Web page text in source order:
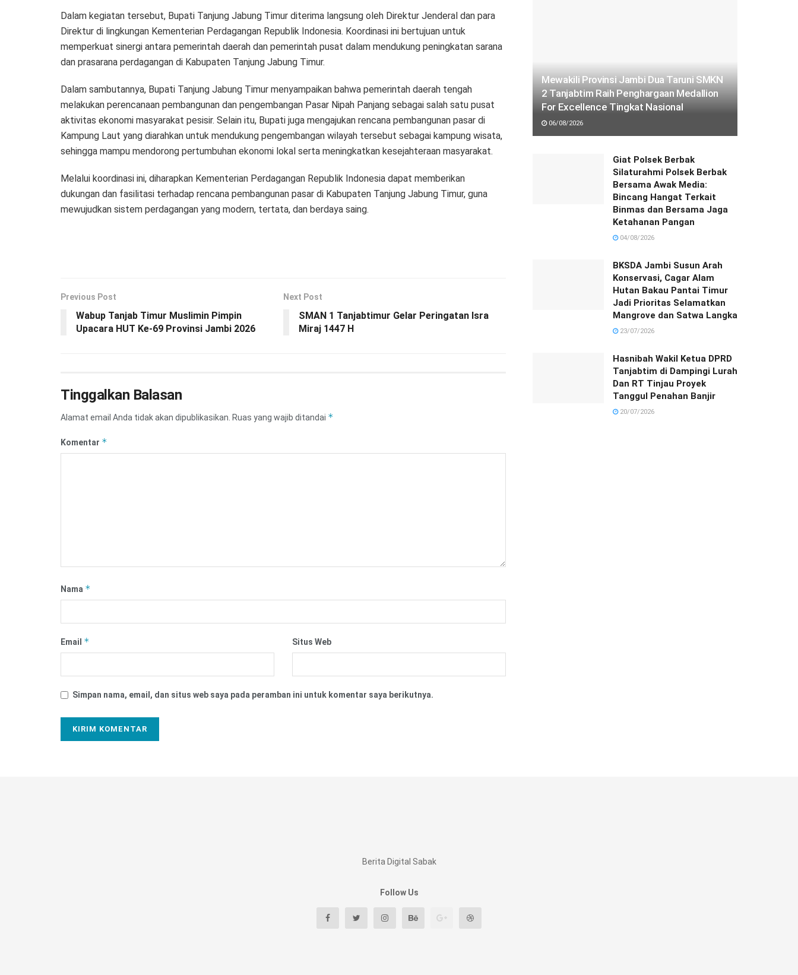
Dalam kegiatan tersebut, Bupati Tanjung Jabung Timur diterima langsung oleh Direktur Jenderal dan para
Direktur di lingkungan Kementerian Perdagangan Republik Indonesia. Koordinasi ini bertujuan untuk
memperkuat sinergi antara pemerintah daerah dan pemerintah pusat dalam mendukung peningkatan sarana
dan prasarana perdagangan di Kabupaten Tanjung Jabung Timur.
Dalam sambutannya, Bupati Tanjung Jabung Timur menyampaikan bahwa pemerintah daerah tengah
melakukan perencanaan pembangunan dan pengembangan Pasar Nipah Panjang sebagai salah satu pusat
aktivitas ekonomi masyarakat pesisir. Selain itu, Bupati juga mengajukan rencana pembangunan pasar di
Kampung Laut yang diarahkan untuk mendukung pengembangan wilayah tersebut sebagai kampung wisata,
sehingga mampu mendorong pertumbuhan ekonomi lokal serta meningkatkan kesejahteraan masyarakat.
Melalui koordinasi ini, diharapkan Kementerian Perdagangan Republik Indonesia dapat memberikan
dukungan dan fasilitasi terhadap rencana pembangunan pasar di Kabupaten Tanjung Jabung Timur, guna
mewujudkan sistem perdagangan yang modern, tertata, dan berdaya saing.
Previous Post
Wabup Tanjab Timur Muslimin Pimpin
Upacara HUT Ke-69 Provinsi Jambi 2026
Next Post
SMAN 1 Tanjabtimur Gelar Peringatan Isra
Miraj 1447 H
Tinggalkan Balasan
Alamat email Anda tidak akan dipublikasikan. Ruas yang wajib ditandai *
Komentar *
Nama *
Email * Situs Web
Simpan nama, email, dan situs web saya pada peramban ini untuk komentar saya berikutnya.
Mewakili Provinsi Jambi Dua Taruni SMKN
2 Tanjabtim Raih Penghargaan Medallion
For Excellence Tingkat Nasional
06/08/2026
Giat Polsek Berbak
Silaturahmi Polsek Berbak
Bersama Awak Media:
Bincang Hangat Terkait
Binmas dan Bersama Jaga
Ketahanan Pangan
04/08/2026
BKSDA Jambi Susun Arah
Konservasi, Cagar Alam
Hutan Bakau Pantai Timur
Jadi Prioritas Selamatkan
Mangrove dan Satwa Langka
23/07/2026
Hasnibah Wakil Ketua DPRD
Tanjabtim di Dampingi Lurah
Dan RT Tinjau Proyek
Tanggul Penahan Banjir
20/07/2026
Berita Digital Sabak
Follow Us